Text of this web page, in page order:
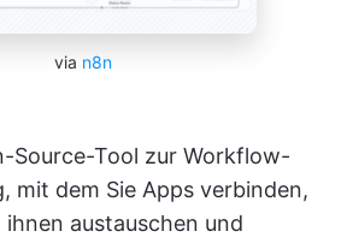
via n8n
Source-Tool zur Workflow-
mit dem Sie Apps verbinden,
austauschen und